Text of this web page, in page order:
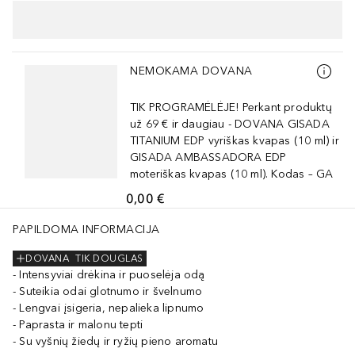
Praleisti slankiklį
NEMOKAMA DOVANA
TIK PROGRAMĖLĖJE! Perkant produktų
už 69 € ir daugiau - DOVANA GISADA
TITANIUM EDP vyriškas kvapas (10 ml) ir
GISADA AMBASSADORA EDP
moteriškas kvapas (10 ml). Kodas – GA
0,00 €
PAPILDOMA INFORMACIJA
TIK DOUGLAS
DOVANA
Intensyviai drėkina ir puoselėja odą
Suteikia odai glotnumo ir švelnumo
Lengvai įsigeria, nepalieka lipnumo
Paprasta ir malonu tepti
Su vyšnių žiedų ir ryžių pieno aromatu